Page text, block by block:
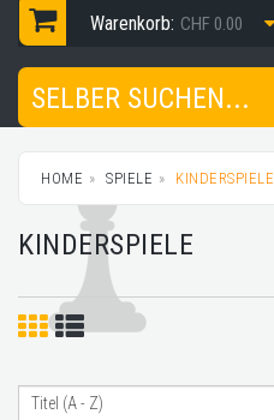
Warenkorb: CHF 0.00
SELBER SUCHEN...
HOME SPIELE KINDERSPIELE
KINDERSPIELE